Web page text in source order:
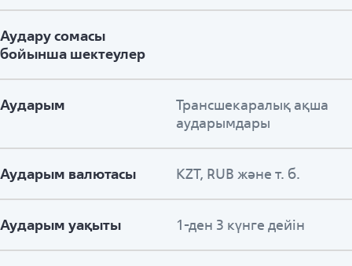
Аудару сомасы
бойынша шектеулер
Аударым
Аударым валютасы
Аударым уақыты
Трансшекаралық ақша
аударымдары
KZT, RUB және т. б.
1-ден 3 күнге дейін